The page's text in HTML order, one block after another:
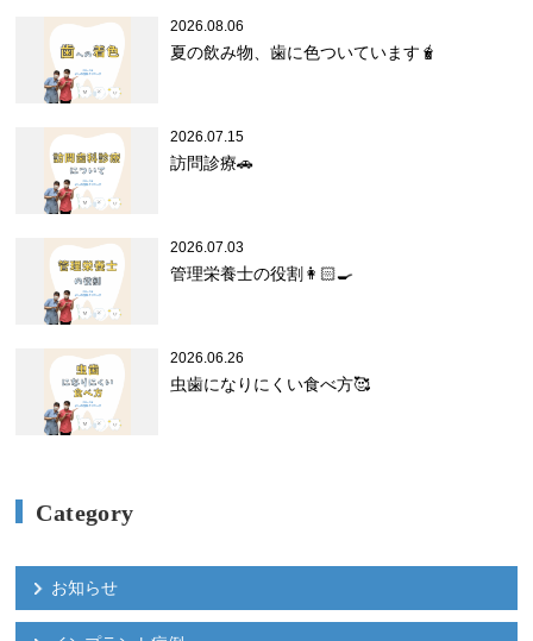
2026.08.06
夏の飲み物、歯に色ついています🧋
2026.07.15
訪問診療🚗
2026.07.03
管理栄養士の役割👩🏻‍🍳
2026.06.26
虫歯になりにくい食べ方🥰
Category
お知らせ